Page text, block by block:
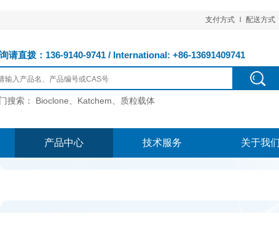
支付方式 配送方式
请直拨：136-9140-9741 / International: +86-13691409741
搜索： Bioclone、Katchem、质粒载体
产品中心 技术服务 关于我们